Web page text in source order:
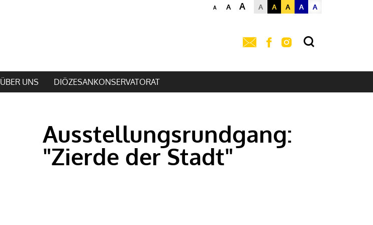
A A A A A A A A
ÜBER UNS DIÖZESANKONSERVATORAT
Ausstellungsrundgang:
"Zierde der Stadt"